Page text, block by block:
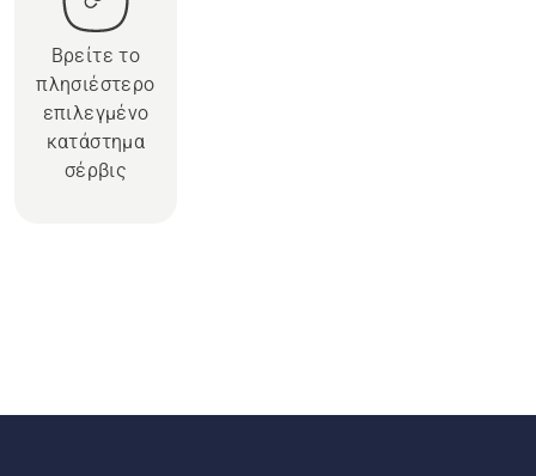
Βρείτε το
πλησιέστερο
επιλεγμένο
κατάστημα
σέρβις